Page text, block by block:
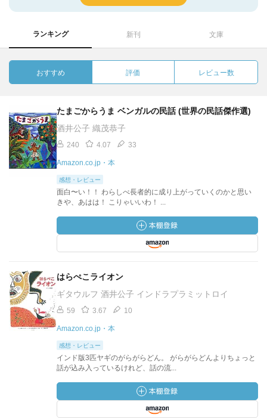
ランキング 新刊 文庫
おすすめ 評価 レビュー数
たまごからうま ベンガルの民話 (世界の民話傑作選)
酒井公子 織茂恭子
240 4.07 33
Amazon.co.jp・本
感想・レビュー
面白〜い！！ わらしべ長者的に成り上がっていくのかと思い
きや、あはは！ こりゃいいわ！ ...
はらぺこライオン
ギタウルフ 酒井公子 インドラプラミットロイ
59 3.67 10
Amazon.co.jp・本
感想・レビュー
インド版3匹ヤギのがらがらどん。 がらがらどんよりちょっと
話が込み入っているけれど、話の流...